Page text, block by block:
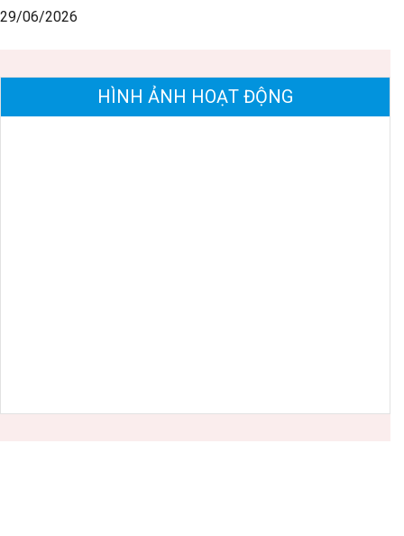
29/06/2026
HÌNH ẢNH HOẠT ĐỘNG